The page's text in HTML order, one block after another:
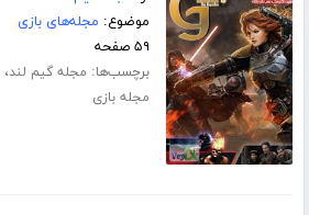
موضوع: مجله‌های بازی
۵۹ صفحه
برچسب‌ها: مجله گیم لند،
مجله بازی